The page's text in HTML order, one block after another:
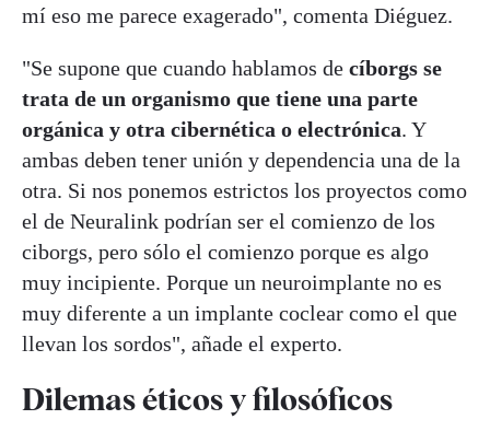
mí eso me parece exagerado", comenta Diéguez.
"Se supone que cuando hablamos de cíborgs se
trata de un organismo que tiene una parte
orgánica y otra cibernética o electrónica. Y
ambas deben tener unión y dependencia una de la
otra. Si nos ponemos estrictos los proyectos como
el de Neuralink podrían ser el comienzo de los
ciborgs, pero sólo el comienzo porque es algo
muy incipiente. Porque un neuroimplante no es
muy diferente a un implante coclear como el que
llevan los sordos", añade el experto.
Dilemas éticos y filosóficos